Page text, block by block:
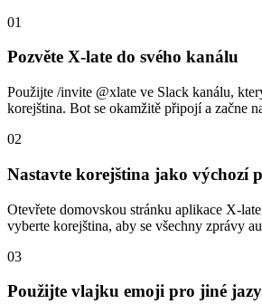
01
Pozvěte X-late do svého kanálu
Použijte /invite @xlate ve Slack kanálu,
korejština. Bot se okamžitě připojí a začne
02
Nastavte korejština jako výchozí
Otevřete domovskou stránku aplikace X-
vyberte korejština, aby se všechny zprávy
03
Použijte vlajku emoji pro jiné